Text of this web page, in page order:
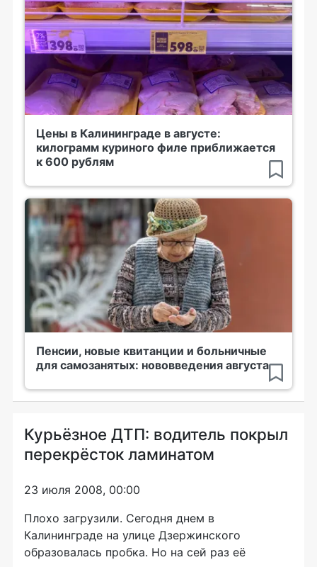
Цены в Калининграде в августе:
килограмм куриного филе приближается
к 600 рублям
Пенсии, новые квитанции и больничные
для самозанятых: нововведения августа
Курьёзное ДТП: водитель покрыл
перекрёсток ламинатом
23 июля 2008, 00:00
Плохо загрузили. Сегодня днем в
Калининграде на улице Дзержинского
образовалась пробка. Но на сей раз её